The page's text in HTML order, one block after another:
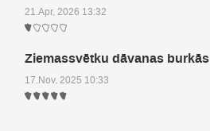
21.Apr, 2026 13:32
Ziemassvētku dāvanas burkās
17.Nov, 2025 10:33